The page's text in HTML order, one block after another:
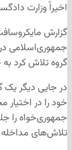
اخیراً وزارت
گزارش
جمهوری‌اسلامی
گروه تلاش کرد
در جایی دیگر
جمهوری‌خواه را
تلاش‌های مداخله